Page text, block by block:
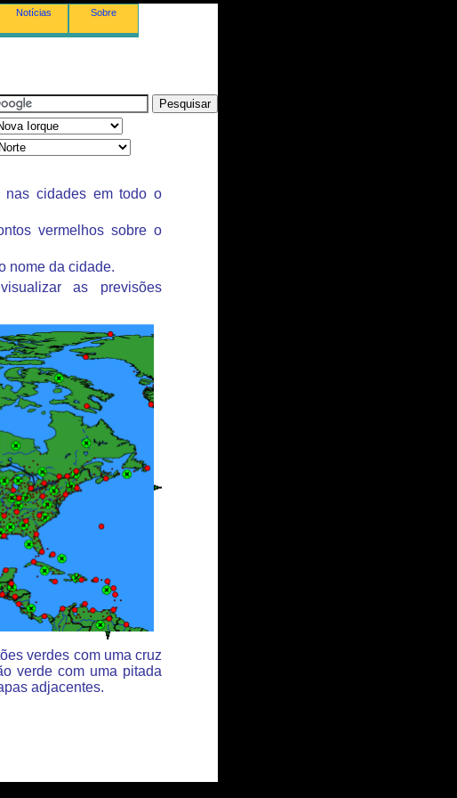
Notícias Sobre
nas cidades em todo o
vermelhos sobre o
nome da cidade.
as previsões
verdes com uma cruz
verde com uma pitada
adjacentes.